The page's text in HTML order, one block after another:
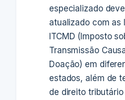
especializado
atualizado com as
ITCMD (Imposto
Transmissão
Doação) em
estados, além de
de direito